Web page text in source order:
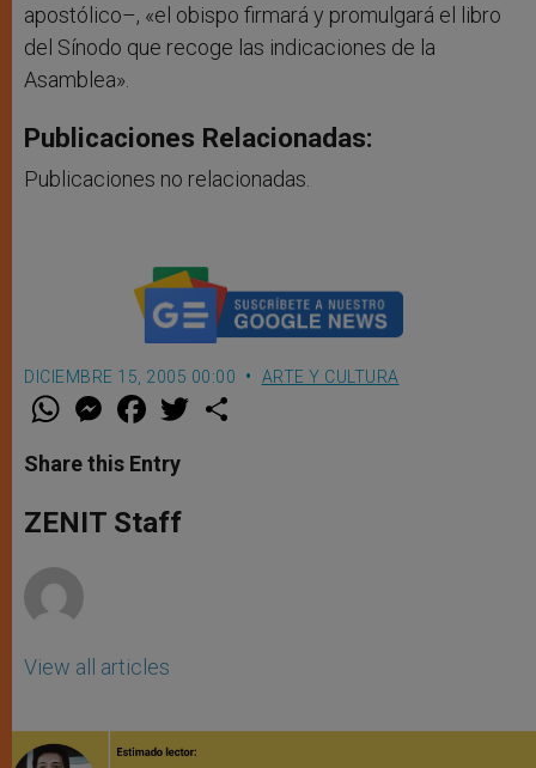
apostólico–, «el obispo firmará y promulgará el libro
del Sínodo que recoge las indicaciones de la
Asamblea».
Publicaciones Relacionadas:
Publicaciones no relacionadas.
DICIEMBRE 15, 2005 00:00 ARTE Y CULTURA
W
t
s
p
p
M
e
s
e
g
e
F
a
e
b
o
k
w
Share this Entry
ZENIT Staff
View all articles